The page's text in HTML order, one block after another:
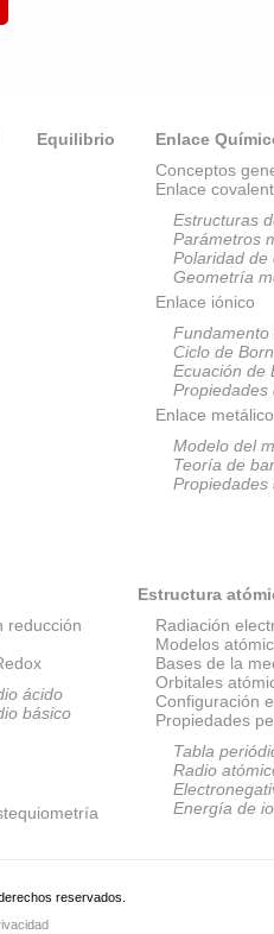
Equilibrio
Enlace
Conceptos
Enlace
Estructuras
Parámetros
Polaridad de
Geometría
Enlace iónico
Fundamento
Ciclo de
Ecuación de
Propiedades
Enlace metálico
Modelo del
Teoría de
Propiedades
reducción
ácido
básico
Estructura
Radiación
Modelos
Bases de la
Orbitales
Configuración
Propiedades
Tabla
Radio
Energía de
reservados.